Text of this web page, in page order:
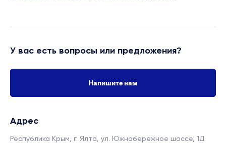
У вас есть вопросы или предложения?
Напишите нам
Адрес
Республика Крым, г. Ялта, ул. Южнобережное шоссе, 1Д